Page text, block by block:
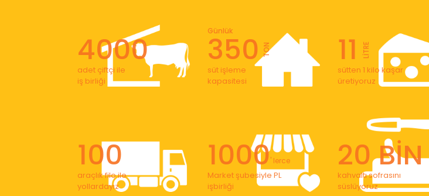
4000
adet çiftçi ile
iş birliği
350
Günlük
TON
süt işleme
kapasitesi
11 LİTRE
sütten 1 kilo kaşar
üretiyoruz
100
araçlık filo ile
yollardayız
1000' lerce
Market şubesiyle PL
işbirliği
20 BİN
kahvaltı sofrasını
süslüyoruz